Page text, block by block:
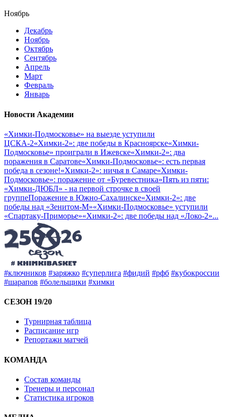
Ноябрь
Декабрь
Ноябрь
Октябрь
Сентябрь
Апрель
Март
Февраль
Январь
Новости Академии
«Химки-Подмосковье» на выезде уступили
ЦСКА-2«Химки-2»: две победы в Красноярске«Химки-
Подмосковье» проиграли в Ижевске«Химки-2»: два
поражения в Саратове«Химки-Подмосковье»: есть первая
победа в сезоне!«Химки-2»: ничья в Самаре«Химки-
Подмосковье»: поражение от «Буревестника»Пять из пяти:
«Химки-ДЮБЛ» - на первой строчке в своей
группеПоражение в Южно-Сахалинске«Химки-2»: две
победы над «Зенитом-М»«Химки-Подмосковье» уступили
«Спартаку-Приморье»«Химки-2»: две победы над «Локо-2»...
#ключников #заряжко #суперлига #фидий #рфб #кубокроссии
#шарапов #болельщики #химки
СЕЗОН 19/20
Турнирная таблица
Расписание игр
Репортажи матчей
КОМАНДА
Состав команды
Тренеры и персонал
Статистика игроков